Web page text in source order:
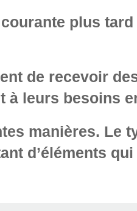
plus
de recevoir
leurs besoins
manières. Le
d’éléments